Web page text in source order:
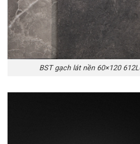
BST gạch lát nền 60×120